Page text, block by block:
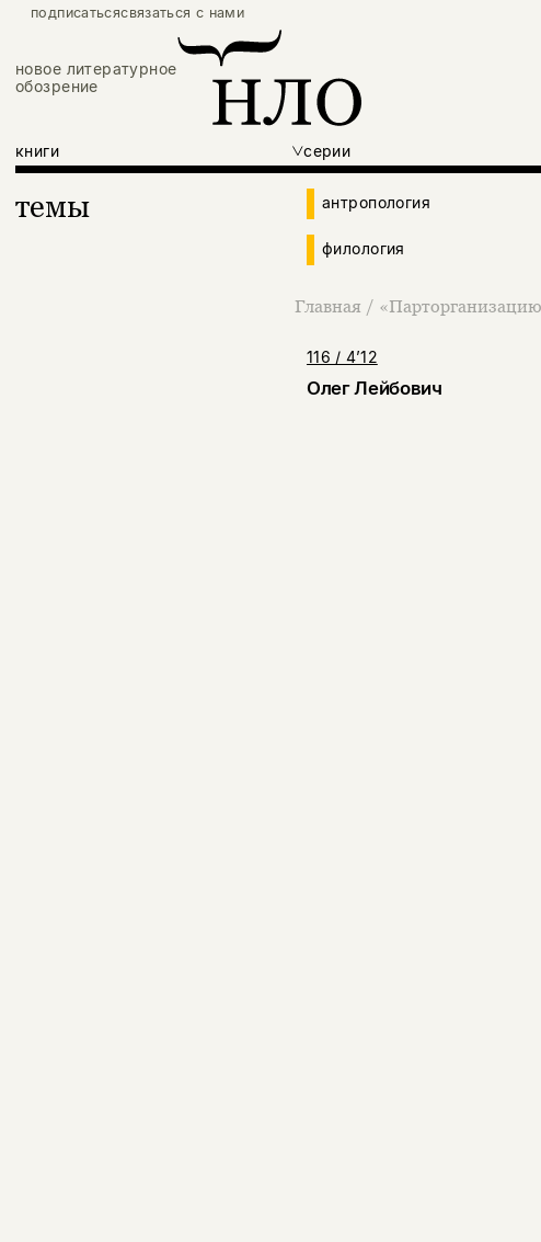
подписатьсясвязаться с нами
новое литературное
обозрение
книги серии
темы антропология
филология
Главная /
116 / 4’12
Олег Лейбович